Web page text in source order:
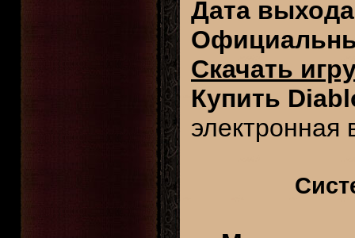
Дата
Скачать
Купить
электронная